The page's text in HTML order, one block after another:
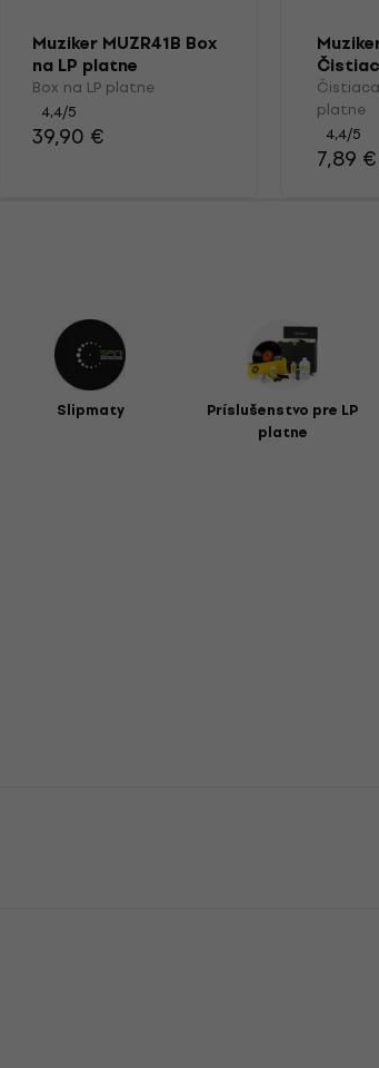
Muziker MUZR41B Box
na LP platne
Box na LP platne
4,4/5
39,90 €
pre
platne
4,4/5
7,89 €
Slipmaty
Príslušenstvo pre LP
platne